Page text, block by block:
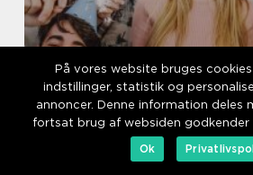
06. oktober 2025
Skab nye relationer
På vores website bruges
indstillinger, statistik og
annoncer. Denne information deles
fortsat brug af websiden godkender
Ok